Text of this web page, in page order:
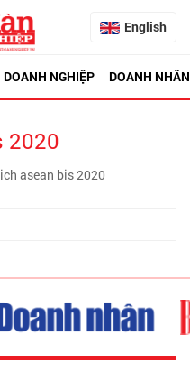
English
DOANH NGHIỆP DOANH NHÂN
2020
asean bis 2020